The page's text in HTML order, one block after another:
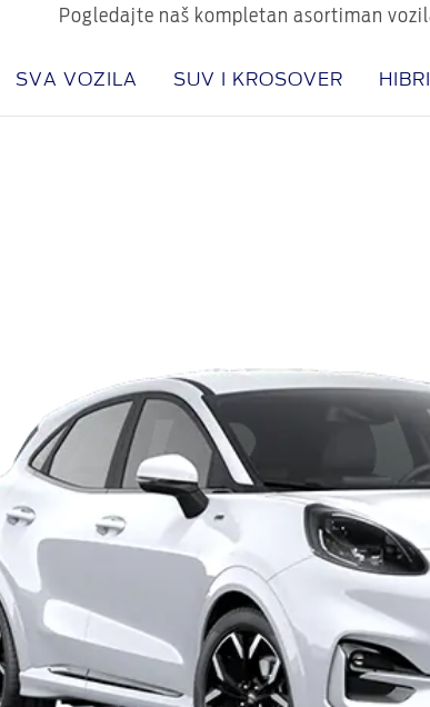
Pogledajte naš kompletan asortiman
SVA VOZILA SUV I KROSOVER